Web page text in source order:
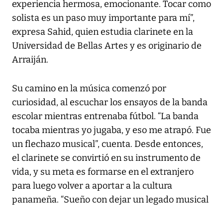
experiencia hermosa, emocionante. Tocar como
solista es un paso muy importante para mí”,
expresa Sahid, quien estudia clarinete en la
Universidad de Bellas Artes y es originario de
Arraiján.
Su camino en la música comenzó por
curiosidad, al escuchar los ensayos de la banda
escolar mientras entrenaba fútbol. “La banda
tocaba mientras yo jugaba, y eso me atrapó. Fue
un flechazo musical”, cuenta. Desde entonces,
el clarinete se convirtió en su instrumento de
vida, y su meta es formarse en el extranjero
para luego volver a aportar a la cultura
panameña. “Sueño con dejar un legado musical